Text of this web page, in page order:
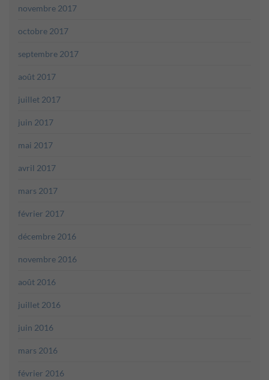
novembre 2017
octobre 2017
septembre 2017
août 2017
juillet 2017
juin 2017
mai 2017
avril 2017
mars 2017
février 2017
décembre 2016
novembre 2016
août 2016
juillet 2016
juin 2016
mars 2016
février 2016